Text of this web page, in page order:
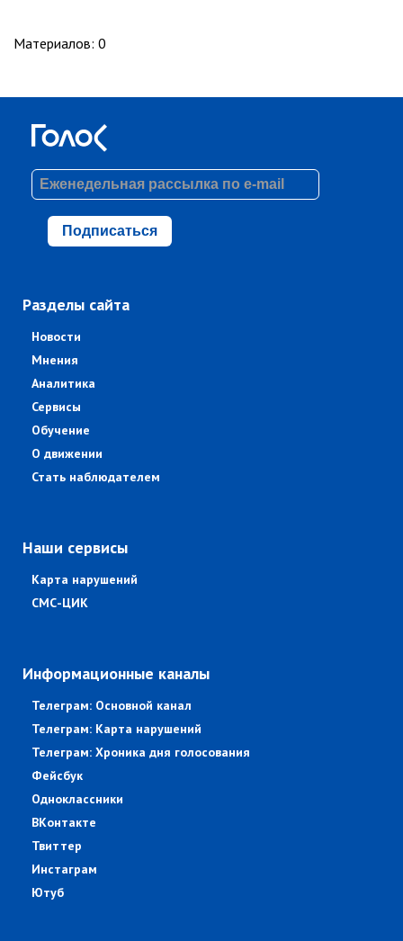
Материалов: 0
Подписаться
Разделы сайта
Новости
Мнения
Аналитика
Сервисы
Обучение
О движении
Стать наблюдателем
Наши сервисы
Карта нарушений
СМС-ЦИК
Информационные каналы
Телеграм: Основной канал
Телеграм: Карта нарушений
Телеграм: Хроника дня голосования
Фейсбук
Одноклассники
ВКонтакте
Твиттер
Инстаграм
Ютуб